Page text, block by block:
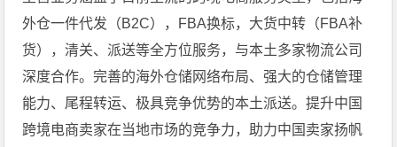
外仓一件代发（B2C），FBA换标，大货中转（FBA补
货），清关、派送等全方位服务，与本土多家物流公司
深度合作。完善的海外仓储网络布局、强大的仓储管理
能力、尾程转运、极具竞争优势的本土派送。提升中国
跨境电商卖家在当地市场的竞争力，助力中国卖家扬帆